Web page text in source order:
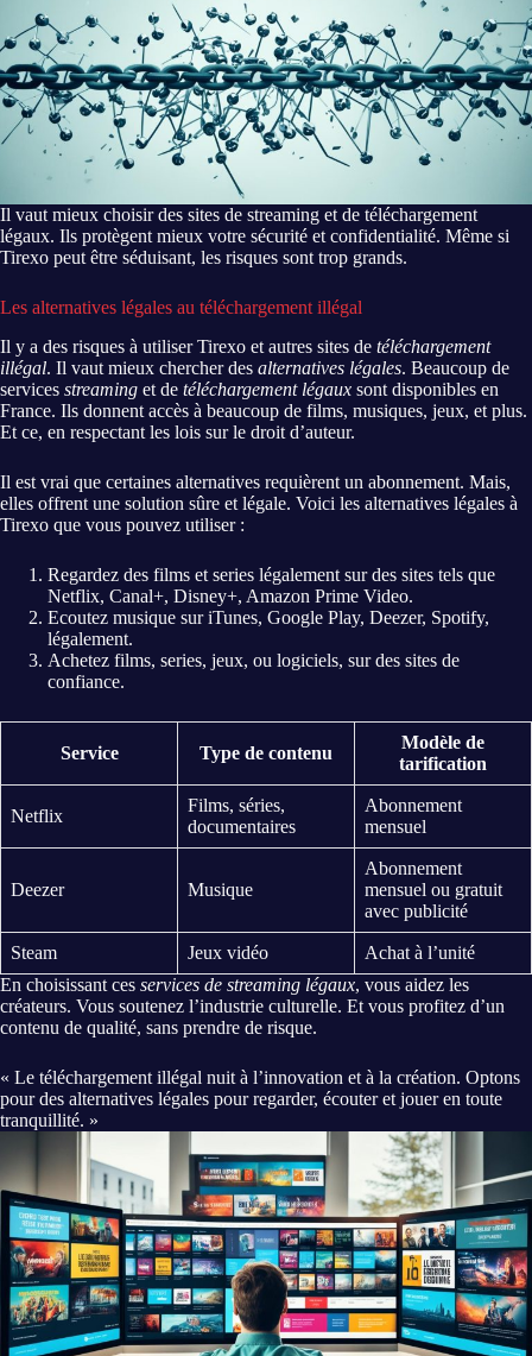
Il vaut mieux choisir des sites de streaming et de téléchargement
légaux. Ils protègent mieux votre sécurité et confidentialité. Même si
Tirexo peut être séduisant, les risques sont trop grands.
Les alternatives légales au téléchargement illégal
Il y a des risques à utiliser Tirexo et autres sites de téléchargement
illégal. Il vaut mieux chercher des alternatives légales. Beaucoup de
services streaming et de téléchargement légaux sont disponibles en
France. Ils donnent accès à beaucoup de films, musiques, jeux, et plus.
Et ce, en respectant les lois sur le droit d’auteur.
Il est vrai que certaines alternatives requièrent un abonnement. Mais,
elles offrent une solution sûre et légale. Voici les alternatives légales à
Tirexo que vous pouvez utiliser :
Regardez des films et series légalement sur des sites tels que
Netflix, Canal+, Disney+, Amazon Prime Video.
Ecoutez musique sur iTunes, Google Play, Deezer, Spotify,
légalement.
Achetez films, series, jeux, ou logiciels, sur des sites de
confiance.
Service Type de contenu
Modèle de
tarification
Netflix
Films, séries,
documentaires
Abonnement
mensuel
Deezer Musique
Abonnement
mensuel ou gratuit
avec publicité
Steam Jeux vidéo
Achat à l’unité
En choisissant ces services de streaming légaux, vous aidez les
créateurs. Vous soutenez l’industrie culturelle. Et vous profitez d’un
contenu de qualité, sans prendre de risque.
« Le téléchargement illégal nuit à l’innovation et à la création. Optons
pour des alternatives légales pour regarder, écouter et jouer en toute
tranquillité. »